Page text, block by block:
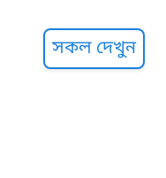
সকল দেখুন